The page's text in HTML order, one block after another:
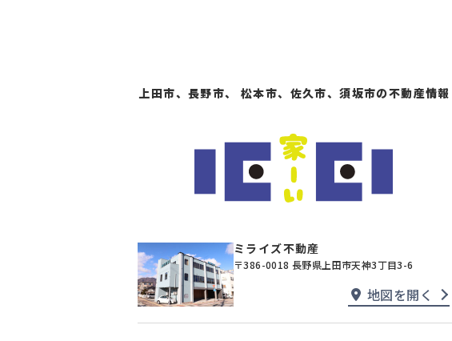
上田市、長野市、 松本市、佐久市、須坂市の不動産情報
ミライズ不動産
〒386-0018 長野県上田市天神3丁目3-6
地図を開く